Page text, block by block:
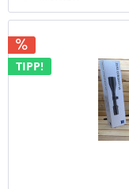
TIPP!